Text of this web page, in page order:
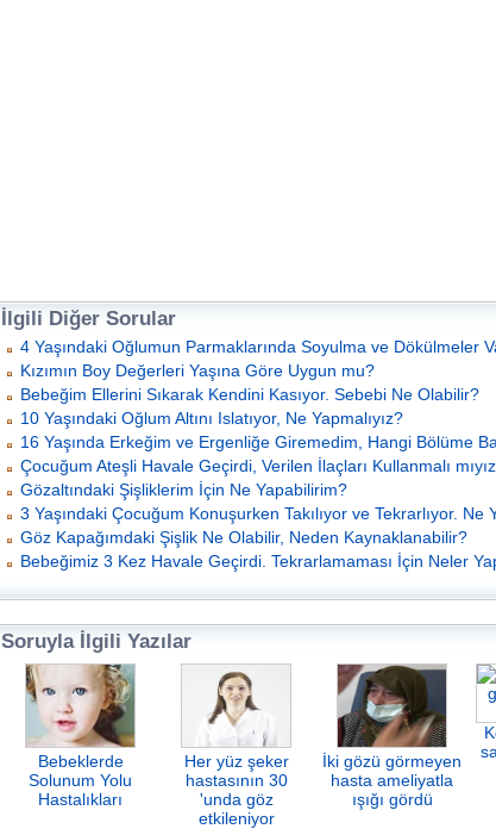
İlgili Diğer Sorular
4 Yaşındaki Oğlumun Parmaklarında Soyulma ve Dökülmeler
Kızımın Boy Değerleri Yaşına Göre Uygun mu?
Bebeğim Ellerini Sıkarak Kendini Kasıyor. Sebebi Ne Olabilir?
10 Yaşındaki Oğlum Altını Islatıyor, Ne Yapmalıyız?
16 Yaşında Erkeğim ve Ergenliğe Giremedim, Hangi Bölüme
Çocuğum Ateşli Havale Geçirdi, Verilen İlaçları Kullanmalı
Gözaltındaki Şişliklerim İçin Ne Yapabilirim?
3 Yaşındaki Çocuğum Konuşurken Takılıyor ve Tekrarlıyor. Ne
Göz Kapağımdaki Şişlik Ne Olabilir, Neden Kaynaklanabilir?
Bebeğimiz 3 Kez Havale Geçirdi. Tekrarlamaması İçin Neler
Soruyla İlgili Yazılar
Bebeklerde
Solunum Yolu
Hastalıkları
Her yüz şeker
hastasının 30
'unda göz
etkileniyor
İki gözü görmeyen
hasta ameliyatla
ışığı gördü